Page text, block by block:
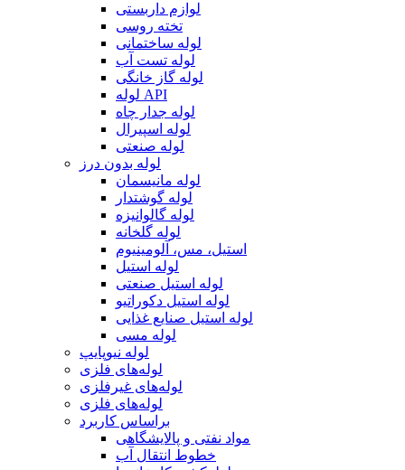
لوازم داربستی
تخته روسی
لوله ساختمانی
لوله تست آب
لوله گاز خانگی
لوله API
لوله جدار چاه
لوله اسپیرال
لوله صنعتی
لوله بدون درز
لوله مانیسمان
لوله گوشتدار
لوله گالوانیزه
لوله گلخانه
استیل، مس، آلومینیوم
لوله استیل
لوله استیل صنعتی
لوله استیل دکوراتیو
لوله استیل صنایع غذایی
لوله مسی
لوله نیوپایپ
لوله‌های فلزی
لوله‌های غیرفلزی
لوله‌های فلزی
براساس کاربرد
مواد نفتی و پالایشگاهی
خطوط انتقال آب